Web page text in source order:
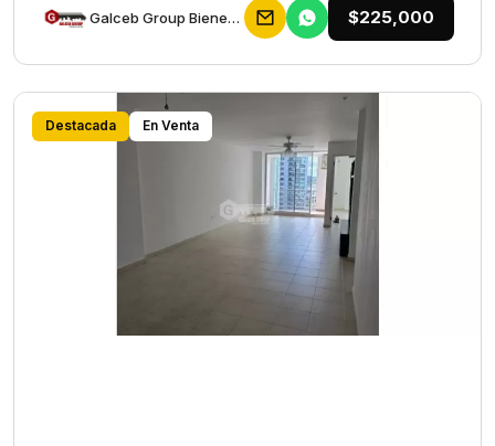
Galceb Group Bienes Raices $225,000
Destacada En Venta